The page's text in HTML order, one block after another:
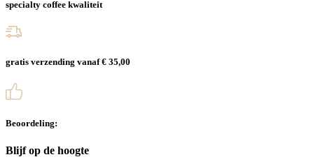
specialty coffee kwaliteit
gratis verzending vanaf € 35,00
Beoordeling:
Blijf op de hoogte